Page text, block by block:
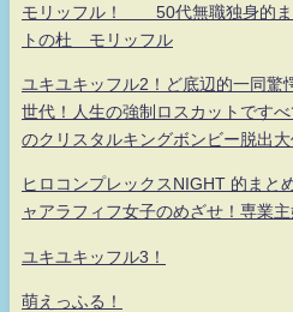
モリッフル！ 50代無職独身的ま
トの杜 モリッフル
ユキユキッフル2！ど底辺的一同驚
世代！人生の強制ロスカットです
のクリスタルキングボンビー脱出
ヒロコンプレックスNIGHT 的まと
ャアラフィフ女子のめざせ！専業
ユキユキッフル3！
萌えっふる！